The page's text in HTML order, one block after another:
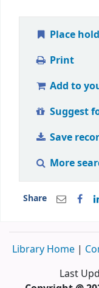
Place hold
Print
Add to
Suggest
Save
More
Share
Library Home |
Last